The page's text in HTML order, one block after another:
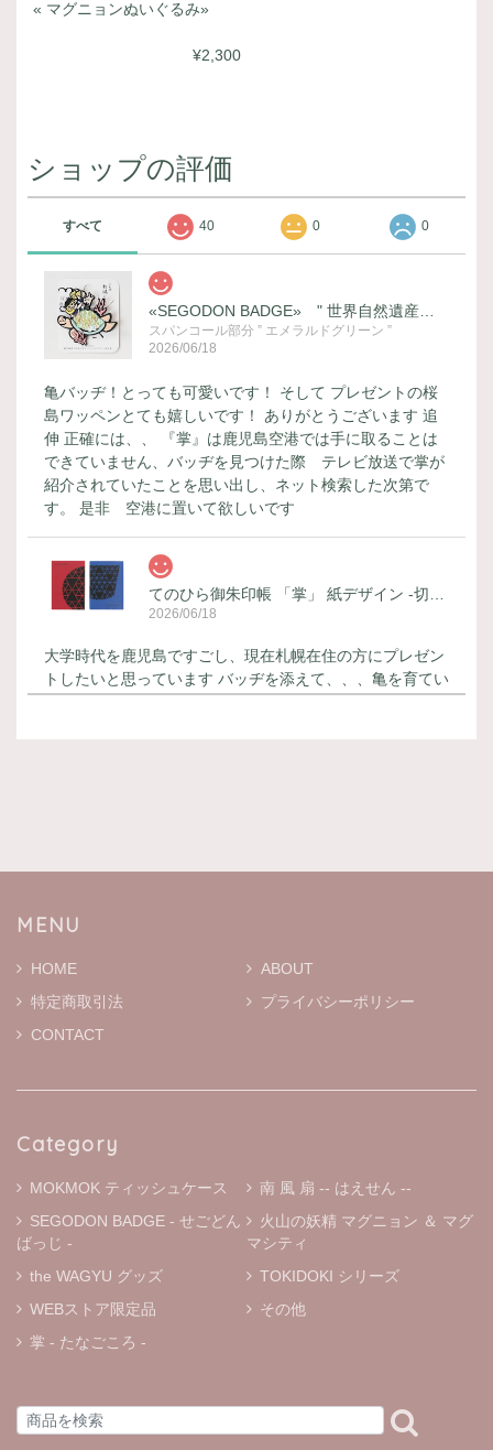
« マグニョンぬいぐるみ»
¥2,300
ショップの評価
すべて 40 0 0
スパンコール部分 ” エメラルドグリーン ”
2026/06/18
亀バッヂ！とっても可愛いです！ そして プレゼントの桜
島ワッペンとても嬉しいです！ ありがとうございます 追
伸 正確には、、 『掌』は鹿児島空港では手に取ることは
できていません、バッヂを見つけた際 テレビ放送で掌が
紹介されていたことを思い出し、ネット検索した次第で
す。 是非 空港に置いて欲しいです
2026/06/18
大学時代を鹿児島ですごし、現在札幌在住の方にプレゼン
トしたいと思っています バッヂを添えて、、、亀を育てい
本日届きました 丁寧なメッセージカードが添えてあり と
はとても可愛らしいです 大切に使います
二宮こずえさんがYouTubeでファンの方からいただいたと
に可愛い♬ お友達にもプレゼントしたいです。 大切に使
います。
① マルニョン
2025/12/01
① マルニョン
MENU
HOME
ABOUT
特定商取引法
プライバシーポリシー
CONTACT
Category
MOKMOK ティッシュケース
南 風 扇 -- はえせん --
SEGODON BADGE - せごどん
ばっじ -
火山の妖精 マグニョン ＆ マグ
マシティ
the WAGYU グッズ
TOKIDOKI シリーズ
WEBストア限定品
その他
掌 - たなごころ -